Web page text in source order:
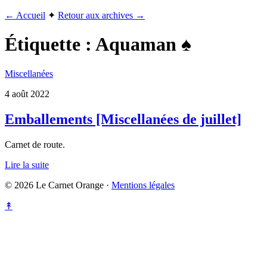
← Accueil ✦ Retour aux archives →
Étiquette : Aquaman ♠
Miscellanées
4 août 2022
Emballements [Miscellanées de juillet]
Carnet de route.
Lire la suite
© 2026 Le Carnet Orange · Mentions légales
↟